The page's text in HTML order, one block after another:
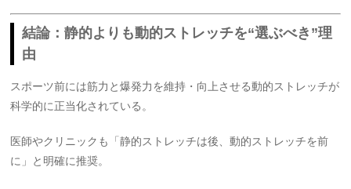
結論：静的よりも動的ストレッチを“選ぶべき”理
由
スポーツ前には筋力と爆発力を維持・向上させる動的ストレッチが
科学的に正当化されている。
医師やクリニックも「静的ストレッチは後、動的ストレッチを前
に」と明確に推奨。